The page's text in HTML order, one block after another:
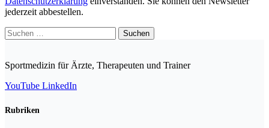
jederzeit abbestellen.
Suchen
nach:
Sportmedizin für Ärzte, Therapeuten und Trainer
YouTube LinkedIn
Rubriken